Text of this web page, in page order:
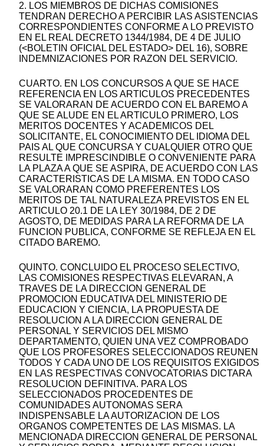
2. LOS MIEMBROS DE DICHAS COMISIONES
TENDRAN DERECHO A PERCIBIR LAS ASISTENCIAS
CORRESPONDIENTES CONFORME A LO PREVISTO
EN EL REAL DECRETO 1344/1984, DE 4 DE JULIO
(<BOLETIN OFICIAL DEL ESTADO> DEL 16), SOBRE
INDEMNIZACIONES POR RAZON DEL SERVICIO.
CUARTO. EN LOS CONCURSOS A QUE SE HACE
REFERENCIA EN LOS ARTICULOS PRECEDENTES
SE VALORARAN DE ACUERDO CON EL BAREMO A
QUE SE ALUDE EN EL ARTICULO PRIMERO, LOS
MERITOS DOCENTES Y ACADEMICOS DEL
SOLICITANTE, EL CONOCIMIENTO DEL IDIOMA DEL
PAIS AL QUE CONCURSA Y CUALQUIER OTRO QUE
RESULTE IMPRESCINDIBLE O CONVENIENTE PARA
LA PLAZA A QUE SE ASPIRA, DE ACUERDO CON LAS
CARACTERISTICAS DE LA MISMA. EN TODO CASO
SE VALORARAN COMO PREFERENTES LOS
MERITOS DE TAL NATURALEZA PREVISTOS EN EL
ARTICULO 20.1 DE LA LEY 30/1984, DE 2 DE
AGOSTO, DE MEDIDAS PARA LA REFORMA DE LA
FUNCION PUBLICA, CONFORME SE REFLEJA EN EL
CITADO BAREMO.
QUINTO. CONCLUIDO EL PROCESO SELECTIVO,
LAS COMISIONES RESPECTIVAS ELEVARAN, A
TRAVES DE LA DIRECCION GENERAL DE
PROMOCION EDUCATIVA DEL MINISTERIO DE
EDUCACION Y CIENCIA, LA PROPUESTA DE
RESOLUCION A LA DIRECCION GENERAL DE
PERSONAL Y SERVICIOS DEL MISMO
DEPARTAMENTO, QUIEN UNA VEZ COMPROBADO
QUE LOS PROFESORES SELECCIONADOS REUNEN
TODOS Y CADA UNO DE LOS REQUISITOS EXIGIDOS
EN LAS RESPECTIVAS CONVOCATORIAS DICTARA
RESOLUCION DEFINITIVA. PARA LOS
SELECCIONADOS PROCEDENTES DE
COMUNIDADES AUTONOMAS SERA
INDISPENSABLE LA AUTORIZACION DE LOS
ORGANOS COMPETENTES DE LAS MISMAS. LA
MENCIONADA DIRECCION GENERAL DE PERSONAL